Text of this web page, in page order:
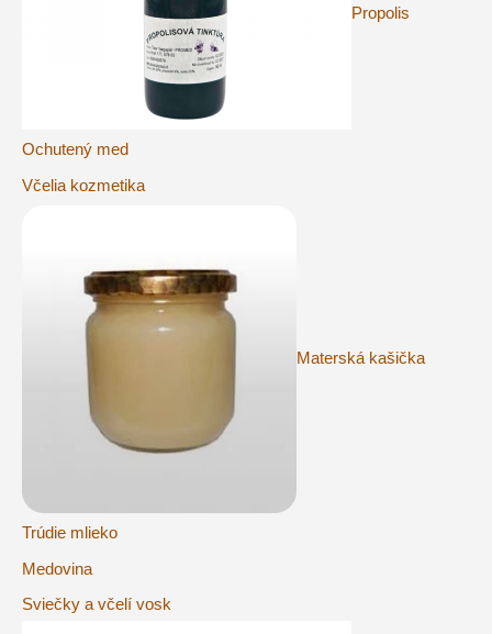
Propolis
Ochutený med
Včelia kozmetika
Materská kašička
Trúdie mlieko
Medovina
Sviečky a včelí vosk